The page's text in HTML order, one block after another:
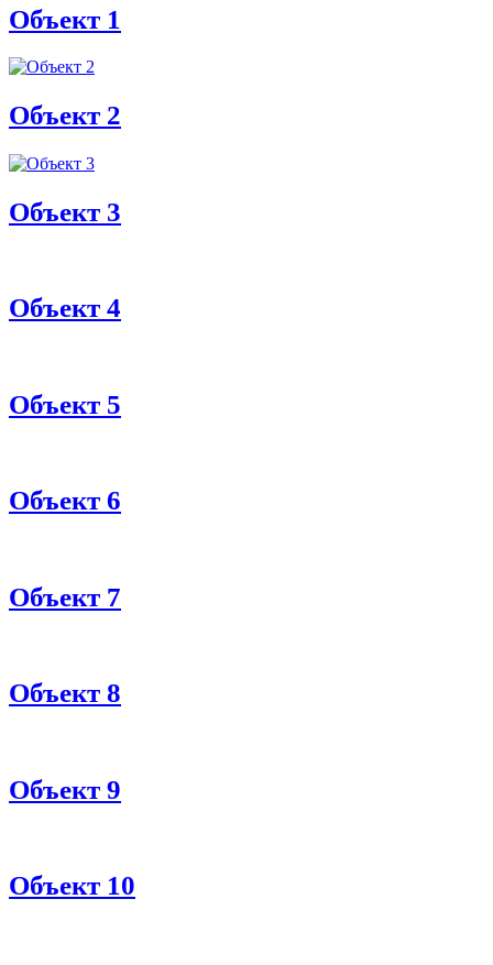
Объект 1
Объект 2
Объект 3
Объект 4
Объект 5
Объект 6
Объект 7
Объект 8
Объект 9
Объект 10